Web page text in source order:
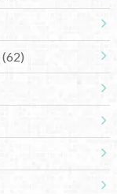
(62)